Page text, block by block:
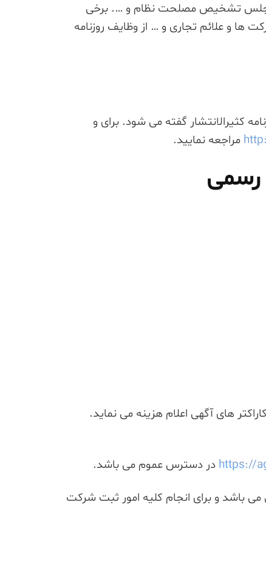
مجلس تشخیص مصلحت نظام و …. برخی
و علائم تجاری و … از وظایف روزنامه
کثیرالانتشار گفته می شود. برای و
مراجعه نمایید.
رسمی
های آگهی اعلام هزینه می نماید.
https:// در دسترس عموم می باشد.
می باشد و برای انجام کلیه امور ثبت شرکت